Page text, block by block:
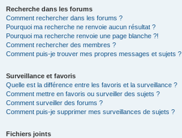
Recherche dans les forums
Comment rechercher dans les forums ?
Pourquoi ma recherche ne renvoie aucun résultat ?
Pourquoi ma recherche renvoie une page blanche ?!
Comment rechercher des membres ?
Comment puis-je trouver mes propres messages et sujets ?
Surveillance et favoris
Quelle est la différence entre les favoris et la surveillance ?
Comment mettre en favoris ou surveiller des sujets ?
Comment surveiller des forums ?
Comment puis-je supprimer mes surveillances de sujets ?
Fichiers joints